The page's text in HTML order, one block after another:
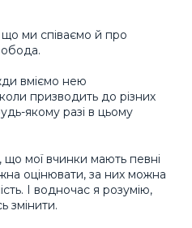
що ми співаємо й про
вміємо нею
призводить до різних
якому разі в цьому
що мої вчинки мають певні
оцінювати, за них можна
І водночас я розумію,
змінити.